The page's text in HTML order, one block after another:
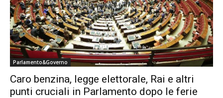
Parlamento&Governo
Caro benzina, legge elettorale, Rai e altri
punti cruciali in Parlamento dopo le ferie